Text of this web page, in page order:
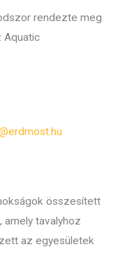
rendezte meg
Aquatic
összesített
tavalyhoz
az egyesületek